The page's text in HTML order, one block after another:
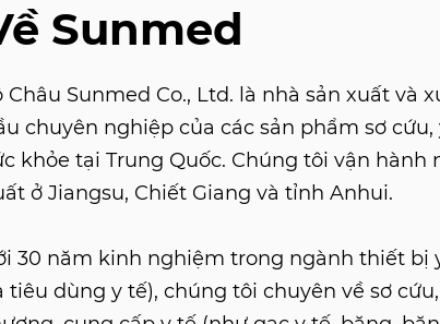
Sunmed
Châu Sunmed Co., Ltd. là nhà sản xuất và
chuyên nghiệp của các sản phẩm sơ cứu,
khỏe tại Trung Quốc. Chúng tôi vận hành
ở Jiangsu, Chiết Giang và tỉnh Anhui.
30 năm kinh nghiệm trong ngành thiết bị
tiêu dùng y tế), chúng tôi chuyên về sơ